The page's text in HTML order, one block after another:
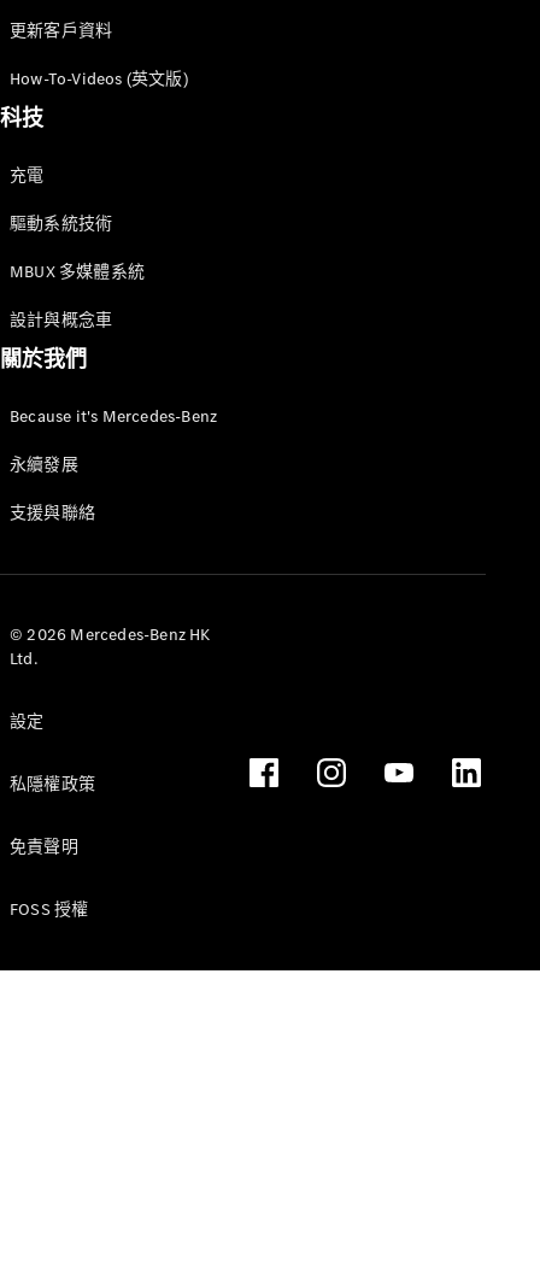
關於我們
AMG
MAYBACH
七座車及多
技術和創
術
體
更新客戶資料
How-To-Videos (英文版)
科技
充電
驅動系統技術
MBUX 多媒體系統
設計與概念車
關於我們
Because it's Mercedes-Benz
永續發展
支援與聯絡
© 2026 Mercedes-Benz HK
Ltd.
設定
私隱權政策
免責聲明
FOSS 授權